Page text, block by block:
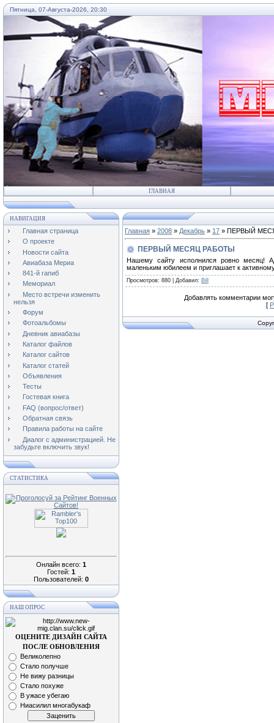
Пятница, 07-Августа-2026, 20:30
...
ГЛАВНАЯ
НАВИГАЦИЯ
Главная страница
О проекте
Новости сайта
Авиабаза Мериа
841-й гапиб
Мемориал
Место встречи изменить
нельзя
Форум
Фотоальбомы
Дневник авиабазы
Каталог файлов
Каталог сайтов
Каталог статей
Объявления
Тесты
Гостевая книга
FAQ (вопрос/ответ)
Обратная связь
Правила работы на сайте
Диалог с администрацией. Не
забудьте включить звук!
СТАТИСТИКА
Онлайн всего: 1
Гостей: 1
Пользователей: 0
НАШ ОПРОС
ОЦЕНИТЕ ДИЗАЙН САЙТА
ПОСЛЕ ОБНОВЛЕНИЯ
Великолепно
Стало получше
Не вижу разницы
Стало похуже
В ужасе убегаю
Ниасилил многабукаф
Главная » 2008 » Декабрь » 17 » ПЕРВЫЙ
ПЕРВЫЙ МЕСЯЦ РАБОТЫ
Нашему сайту исполнился ровно месяц!
маленьким юбилеем и приглашает к
Просмотров: 880 | Добавил: Bill
Добавлять комментарии
[